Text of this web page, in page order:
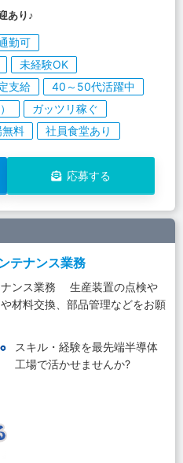
あり♪
勤可
未経験OK
支給
40～50代活躍中
ガッツリ稼ぐ
料 社員食堂あり
応募する
テナンス業務
ナンス業務 生産装置の点検や
料交換、部品管理などをお願
スキル・経験を最先端半導体
工場で活かせませんか?